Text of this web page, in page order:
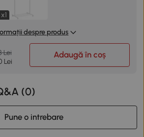
x1
despre produs
Lei
Lei
Adaugă în coș
(0)
Pune o intrebare